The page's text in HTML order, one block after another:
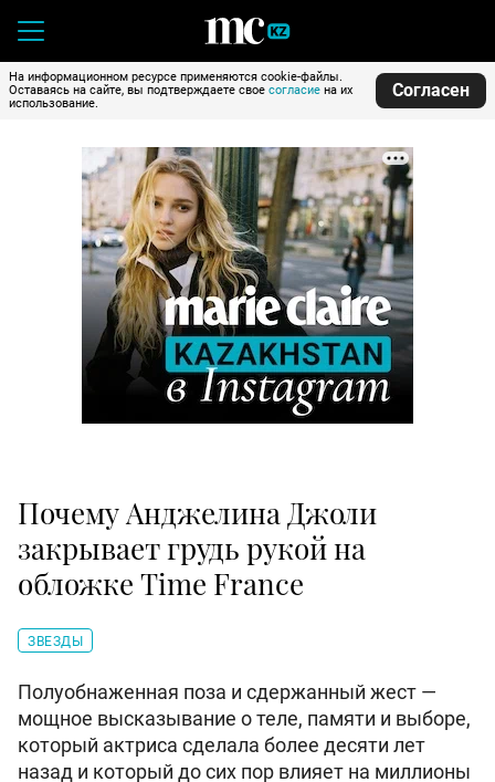
На информационном ресурсе применяются cookie-файлы.
Оставаясь на сайте, вы подтверждаете свое согласие на их
использование.
Согласен
Почему Анджелина Джоли
закрывает грудь рукой на
обложке Time France
ЗВЕЗДЫ
Полуобнаженная поза и сдержанный жест —
мощное высказывание о теле, памяти и выборе,
который актриса сделала более десяти лет
назад и который до сих пор влияет на миллионы